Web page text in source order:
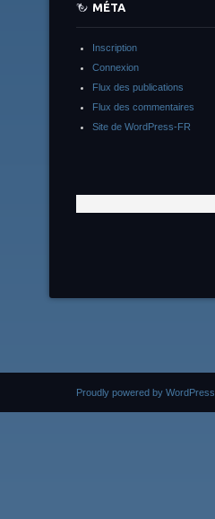
MÉTA
Inscription
Connexion
Flux des publications
Flux des commentaires
Site de WordPress-FR
Proudly powered by WordPress